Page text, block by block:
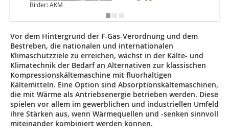
Bilder: AKM
Vor dem Hintergrund der F-Gas-Verordnung und dem
Bestreben, die nationalen und internationalen
Klimaschutzziele zu erreichen, wächst in der Kälte- und
Klimatechnik der Bedarf an Alternativen zur klassischen
Kompressionskältemaschine mit fluorhaltigen
Kältemitteln. Eine Option sind Absorptionskältemaschinen,
die mit Wärme als Antriebsenergie betrieben werden. Diese
spielen vor allem im gewerblichen und industriellen Umfeld
ihre Stärken aus, wenn Wärmequellen und -senken sinnvoll
miteinander kombiniert werden können.